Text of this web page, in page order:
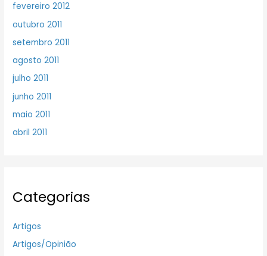
fevereiro 2012
outubro 2011
setembro 2011
agosto 2011
julho 2011
junho 2011
maio 2011
abril 2011
Categorias
Artigos
Artigos/Opinião